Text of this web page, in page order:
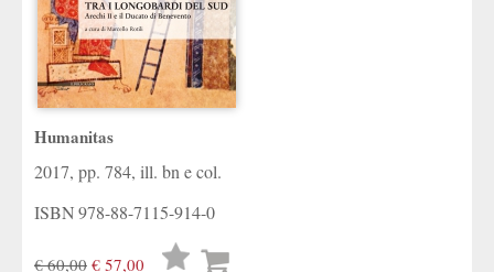
Humanitas
2017, pp. 784, ill. bn e col.
ISBN978-88-7115-914-0
€ 60,00 € 57,00
Lista